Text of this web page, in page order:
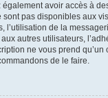
avoir accès à
pas disponibles aux
l’utilisation de la
autres utilisateurs,
ne vous prend qu’un
de le faire.